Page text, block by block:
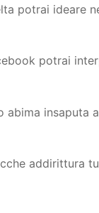
potrai ideare
potrai
insaputa
addirittura